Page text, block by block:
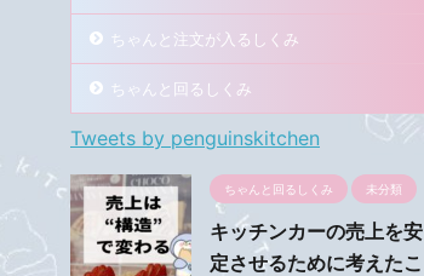
ちゃんと注文が入るしくみ
ちゃんと回るしくみ
Tweets by penguinskitchen
ちゃんと回るしくみ 未分類
キッチンカーの売上を安
定させるために考えたこ